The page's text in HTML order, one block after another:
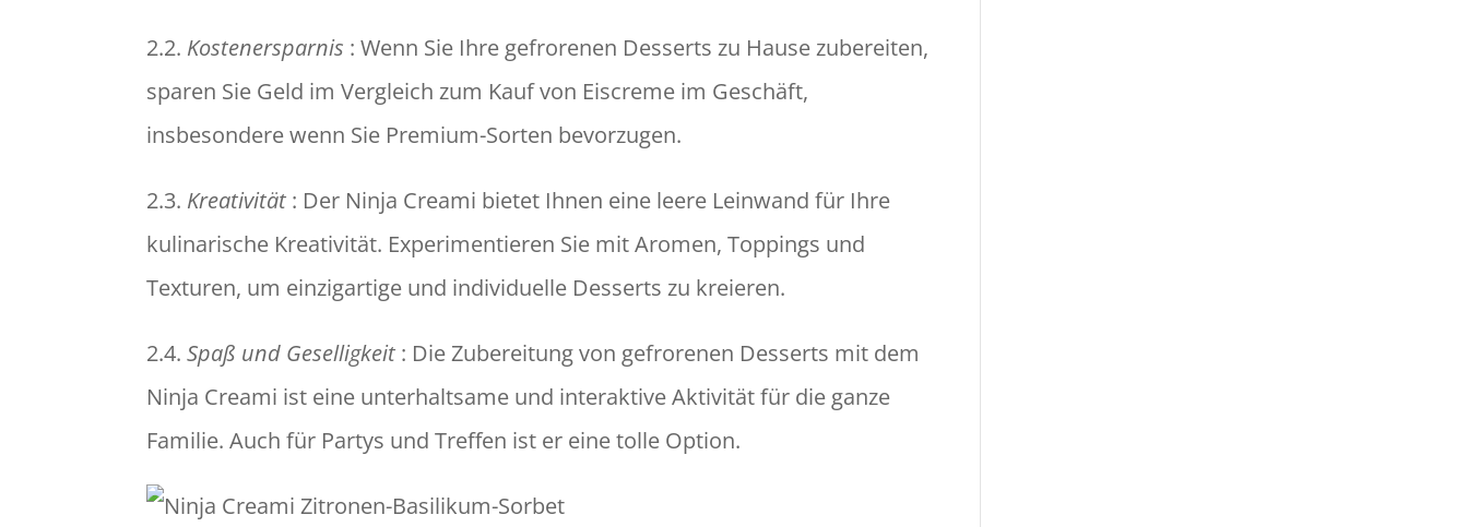
2.2. Kostenersparnis : Wenn Sie Ihre gefrorenen Desserts zu Hause zubereiten,
sparen Sie Geld im Vergleich zum Kauf von Eiscreme im Geschäft,
insbesondere wenn Sie Premium-Sorten bevorzugen.
2.3. Kreativität : Der Ninja Creami bietet Ihnen eine leere Leinwand für Ihre
kulinarische Kreativität. Experimentieren Sie mit Aromen, Toppings und
Texturen, um einzigartige und individuelle Desserts zu kreieren.
2.4.Spaß und Geselligkeit : Die Zubereitung von gefrorenen Desserts mit dem
Ninja Creami ist eine unterhaltsame und interaktive Aktivität für die ganze
Familie. Auch für Partys und Treffen ist er eine tolle Option.